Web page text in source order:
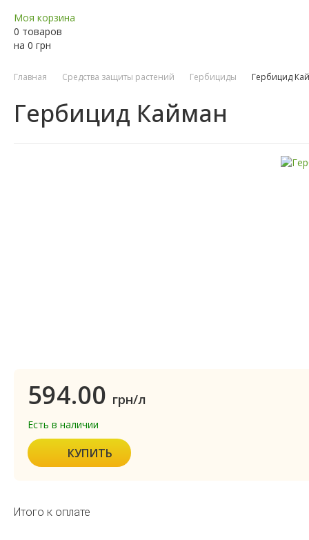
Моя корзина
0 товаров
на 0 грн
Главная Средства защиты растений Гербициды Гербицид
Гербицид Кайман
594.00 грн/л
Есть в наличии
КУПИТЬ
Итого к оплате